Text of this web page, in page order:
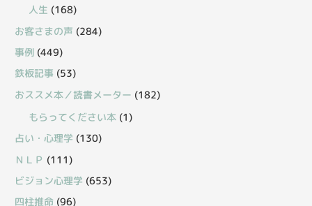
人生 (168)
お客さまの声 (284)
事例 (449)
鉄板記事 (53)
おススメ本／読書メーター (182)
もらってください本 (1)
占い・心理学 (130)
ＮＬＰ (111)
ビジョン心理学 (653)
四柱推命 (96)